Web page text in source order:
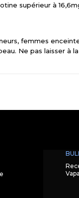
supérieur à
femmes
Ne pas laisser à